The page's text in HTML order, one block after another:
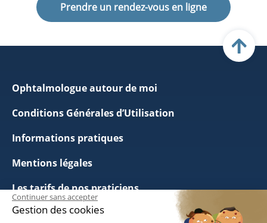
Prendre un rendez-vous en ligne
Ophtalmologue autour de moi
Conditions Générales d’Utilisation
Informations pratiques
Mentions légales
Les tarifs de nos praticiens
Politique de Confidentialité
Continuer sans accepter
Gestion des cookies